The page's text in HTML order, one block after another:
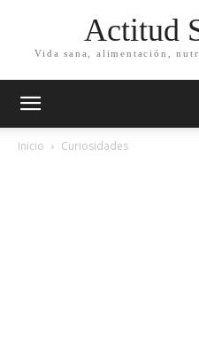
Actitud
Vida sana, alimentación,
Inicio Curiosidades